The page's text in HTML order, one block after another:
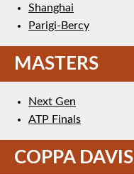
Shanghai
Parigi-Bercy
MASTERS
Next Gen
ATP Finals
COPPA DAVIS